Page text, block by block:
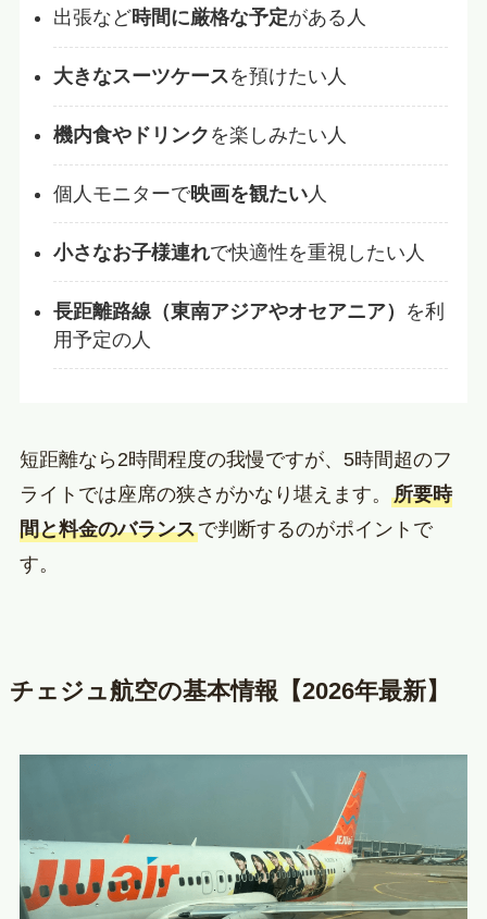
出張など時間に厳格な予定がある人
大きなスーツケースを預けたい人
機内食やドリンク を楽しみたい人
個人モニターで映画を観たい 人
小さなお子様連れで快適性を重視したい人
長距離路線（東南アジアやオセアニア） を利
用予定の人
短距離なら2時間程度の我慢ですが、5時間超のフ
ライトでは座席の狭さがかなり堪えます。 所要時
間と料金のバランスで判断するのがポイントで
す。
チェジュ航空の基本情報【2026年最新】